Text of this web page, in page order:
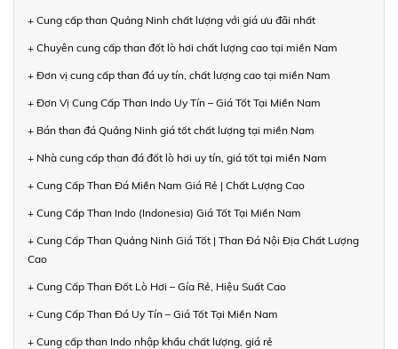
+ Cung cấp than Quảng Ninh chất lượng với giá ưu đãi nhất
+ Chuyên cung cấp than đốt lò hơi chất lượng cao tại miền Nam
+ Đơn vị cung cấp than đá uy tín, chất lượng cao tại miền Nam
+ Đơn Vị Cung Cấp Than Indo Uy Tín – Giá Tốt Tại Miền Nam
+ Bán than đá Quảng Ninh giá tốt chất lượng tại miền Nam
+ Nhà cung cấp than đá đốt lò hơi uy tín, giá tốt tại miền Nam
+ Cung Cấp Than Đá Miền Nam Giá Rẻ | Chất Lượng Cao
+ Cung Cấp Than Indo (Indonesia) Giá Tốt Tại Miền Nam
+ Cung Cấp Than Quảng Ninh Giá Tốt | Than Đá Nội Địa Chất Lượng
Cao
+ Cung Cấp Than Đốt Lò Hơi – Gía Rẻ, Hiệu Suất Cao
+ Cung Cấp Than Đá Uy Tín – Giá Tốt Tại Miền Nam
+ Cung cấp than Indo nhập khẩu chất lượng, giá rẻ